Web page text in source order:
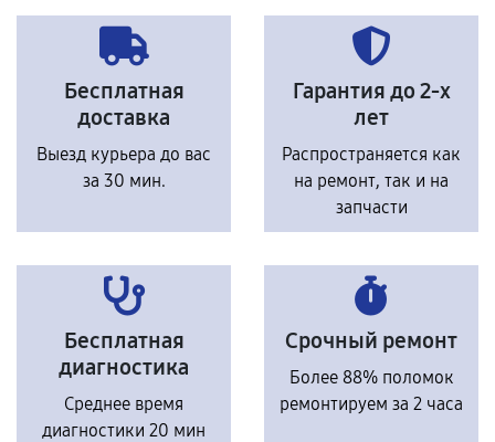
Бесплатная
доставка
Выезд курьера до вас
за 30 мин.
Гарантия до 2-х
лет
Распространяется как
на ремонт, так и на
запчасти
Бесплатная
диагностика
Среднее время
диагностики 20 мин
Срочный ремонт
Более 88% поломок
ремонтируем за 2 часа